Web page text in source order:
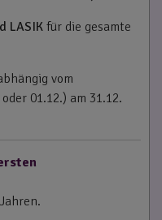
LASIK für die gesamte
vom
01.12.) am 31.12.